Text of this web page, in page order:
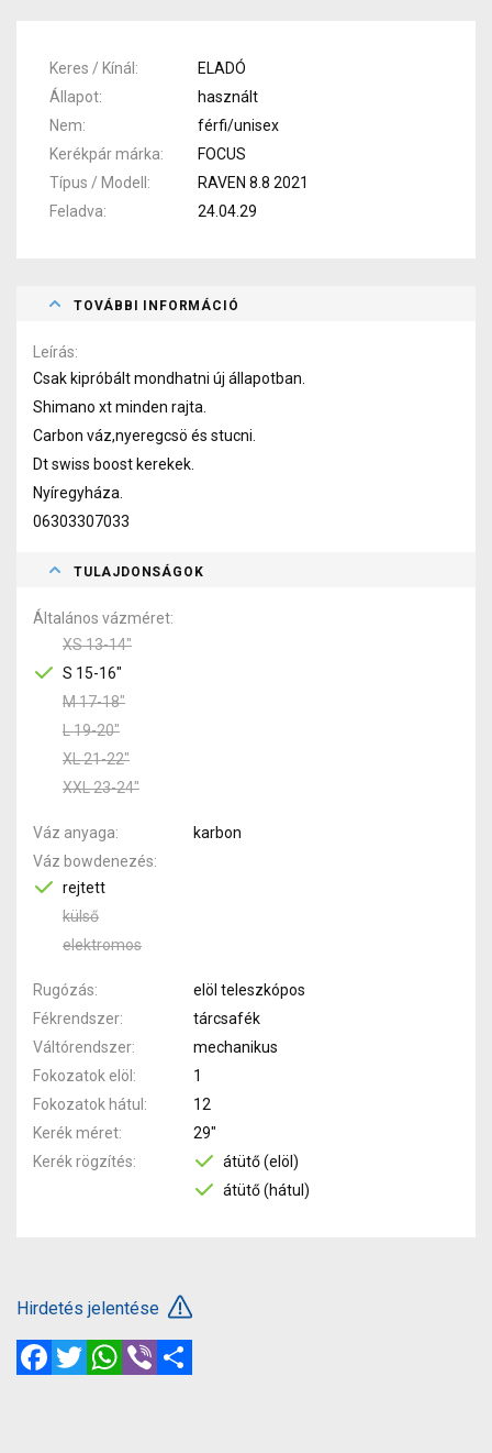
Keres / Kínál
ELADÓ
Állapot
használt
Nem
férfi/unisex
Kerékpár márka
FOCUS
Típus / Modell
RAVEN 8.8 2021
Feladva
24.04.29
TOVÁBBI INFORMÁCIÓ
Leírás
Csak kipróbált mondhatni új állapotban.
Shimano xt minden rajta.
Carbon váz,nyeregcsö és stucni.
Dt swiss boost kerekek.
Nyíregyháza.
06303307033
TULAJDONSÁGOK
Általános vázméret
XS 13-14"
S 15-16"
M 17-18"
L 19-20"
XL 21-22"
XXL 23-24"
Váz anyaga
karbon
Váz bowdenezés
rejtett
külső
elektromos
Rugózás
elöl teleszkópos
Fékrendszer
tárcsafék
Váltórendszer
mechanikus
Fokozatok elöl
1
Fokozatok hátul
12
Kerék méret
29"
Kerék rögzítés
átütő (elöl)
átütő (hátul)
Hirdetés jelentése
FacebookTwitterWhatsApp
Viber